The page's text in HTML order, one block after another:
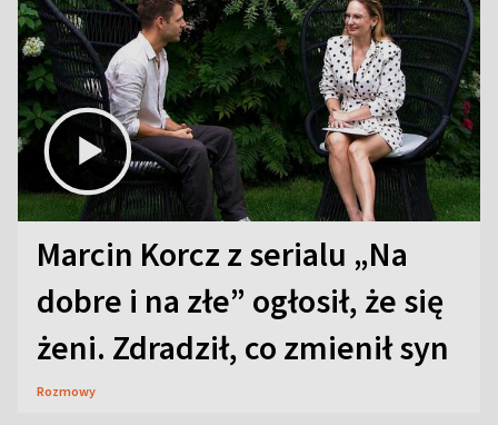
Marcin Korcz z serialu „Na
dobre i na złe” ogłosił, że się
żeni. Zdradził, co zmienił syn
Rozmowy